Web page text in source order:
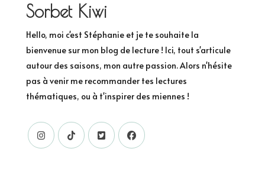
Sorbet Kiwi
Hello, moi c'est Stéphanie et je te souhaite la
bienvenue sur mon blog de lecture ! Ici, tout s'articule
autour des saisons, mon autre passion. Alors n'hésite
pas à venir me recommander tes lectures
thématiques, ou à t'inspirer des miennes !